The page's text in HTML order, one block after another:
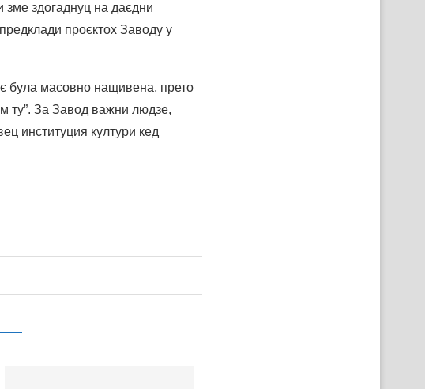
зме здогаднуц на даєдни
проєктох Заводу у
була масовно нащивена, прето
ту”. За Завод важни людзе,
институция култури кед